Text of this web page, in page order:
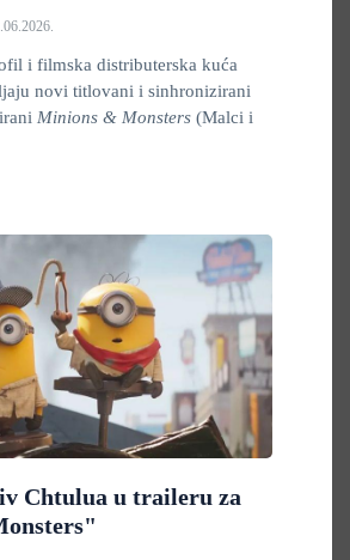
i filmska distributerska kuća
novi titlovani i sinhronizirani
Minions & Monsters (Malci i
Chtulua u traileru za